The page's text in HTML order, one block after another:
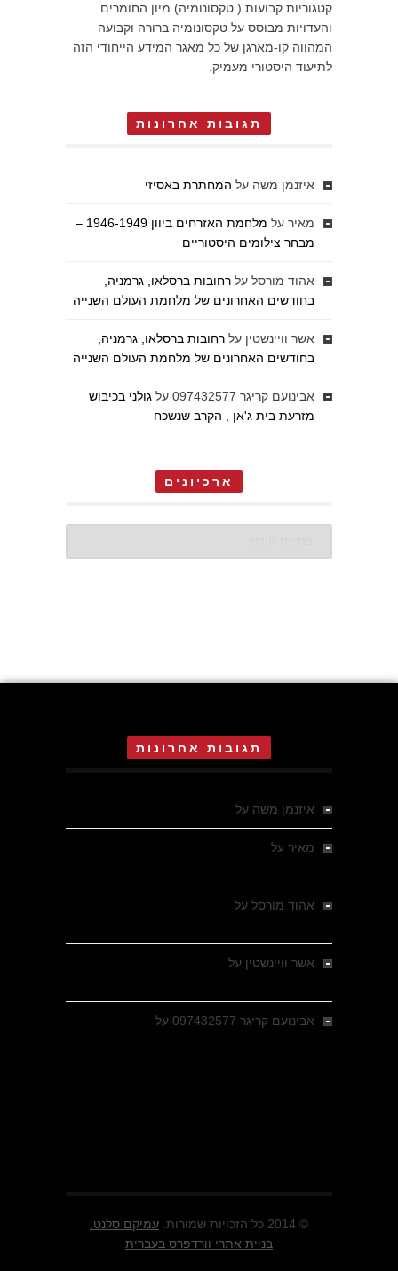
קטגוריות קבועות ( טקסונומיה) מיון החומרים
והעדויות מבוסס על טקסונומיה ברורה וקבועה
המהווה קו-מארגן של כל מאגר המידע הייחודי הזה
לתיעוד היסטורי מעמיק.
תגובות אחרונות
איזנמן משה על המחתרת באסיזי
מאיר על
מלחמת האזרחים ביוון 1946-1949 –
מבחר צילומים היסטוריים
אהוד מורסל על רחובות ברסלאו, גרמניה,
בחודשים האחרונים של מלחמת העולם השנייה
אשר וויינשטין על רחובות ברסלאו, גרמניה,
בחודשים האחרונים של מלחמת העולם השנייה
אבינועם קריגר 097432577 על גולני בכיבוש
מזרעת בית ג'אן , הקרב שנשכח
ארכיונים
תגובות אחרונות
איזנמן משה על
מאיר על
אהוד מורסל על
אשר וויינשטין על
אבינועם קריגר 097432577 על
© 2014 כל הזכויות שמורות.
עמיקם סלנט.
בניית אתרי וורדפרס בעברית